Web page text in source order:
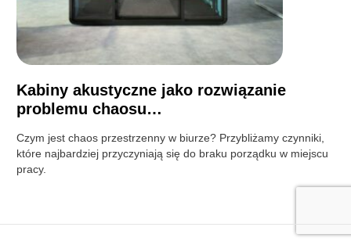
Kabiny akustyczne jako rozwiązanie
problemu chaosu…
Czym jest chaos przestrzenny w biurze? Przybliżamy czynniki,
które najbardziej przyczyniają się do braku porządku w miejscu
pracy.